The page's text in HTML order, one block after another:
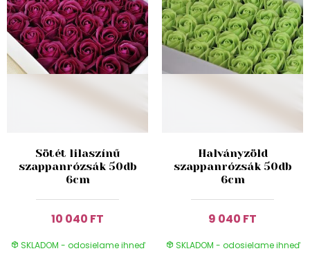
Sötét lilaszínű
szappanrózsák 50db
6cm
10 040 FT
SKLADOM - odosielame ihneď
Halványzöld
szappanrózsák 50db
6cm
9 040 FT
SKLADOM - odosielame ihneď